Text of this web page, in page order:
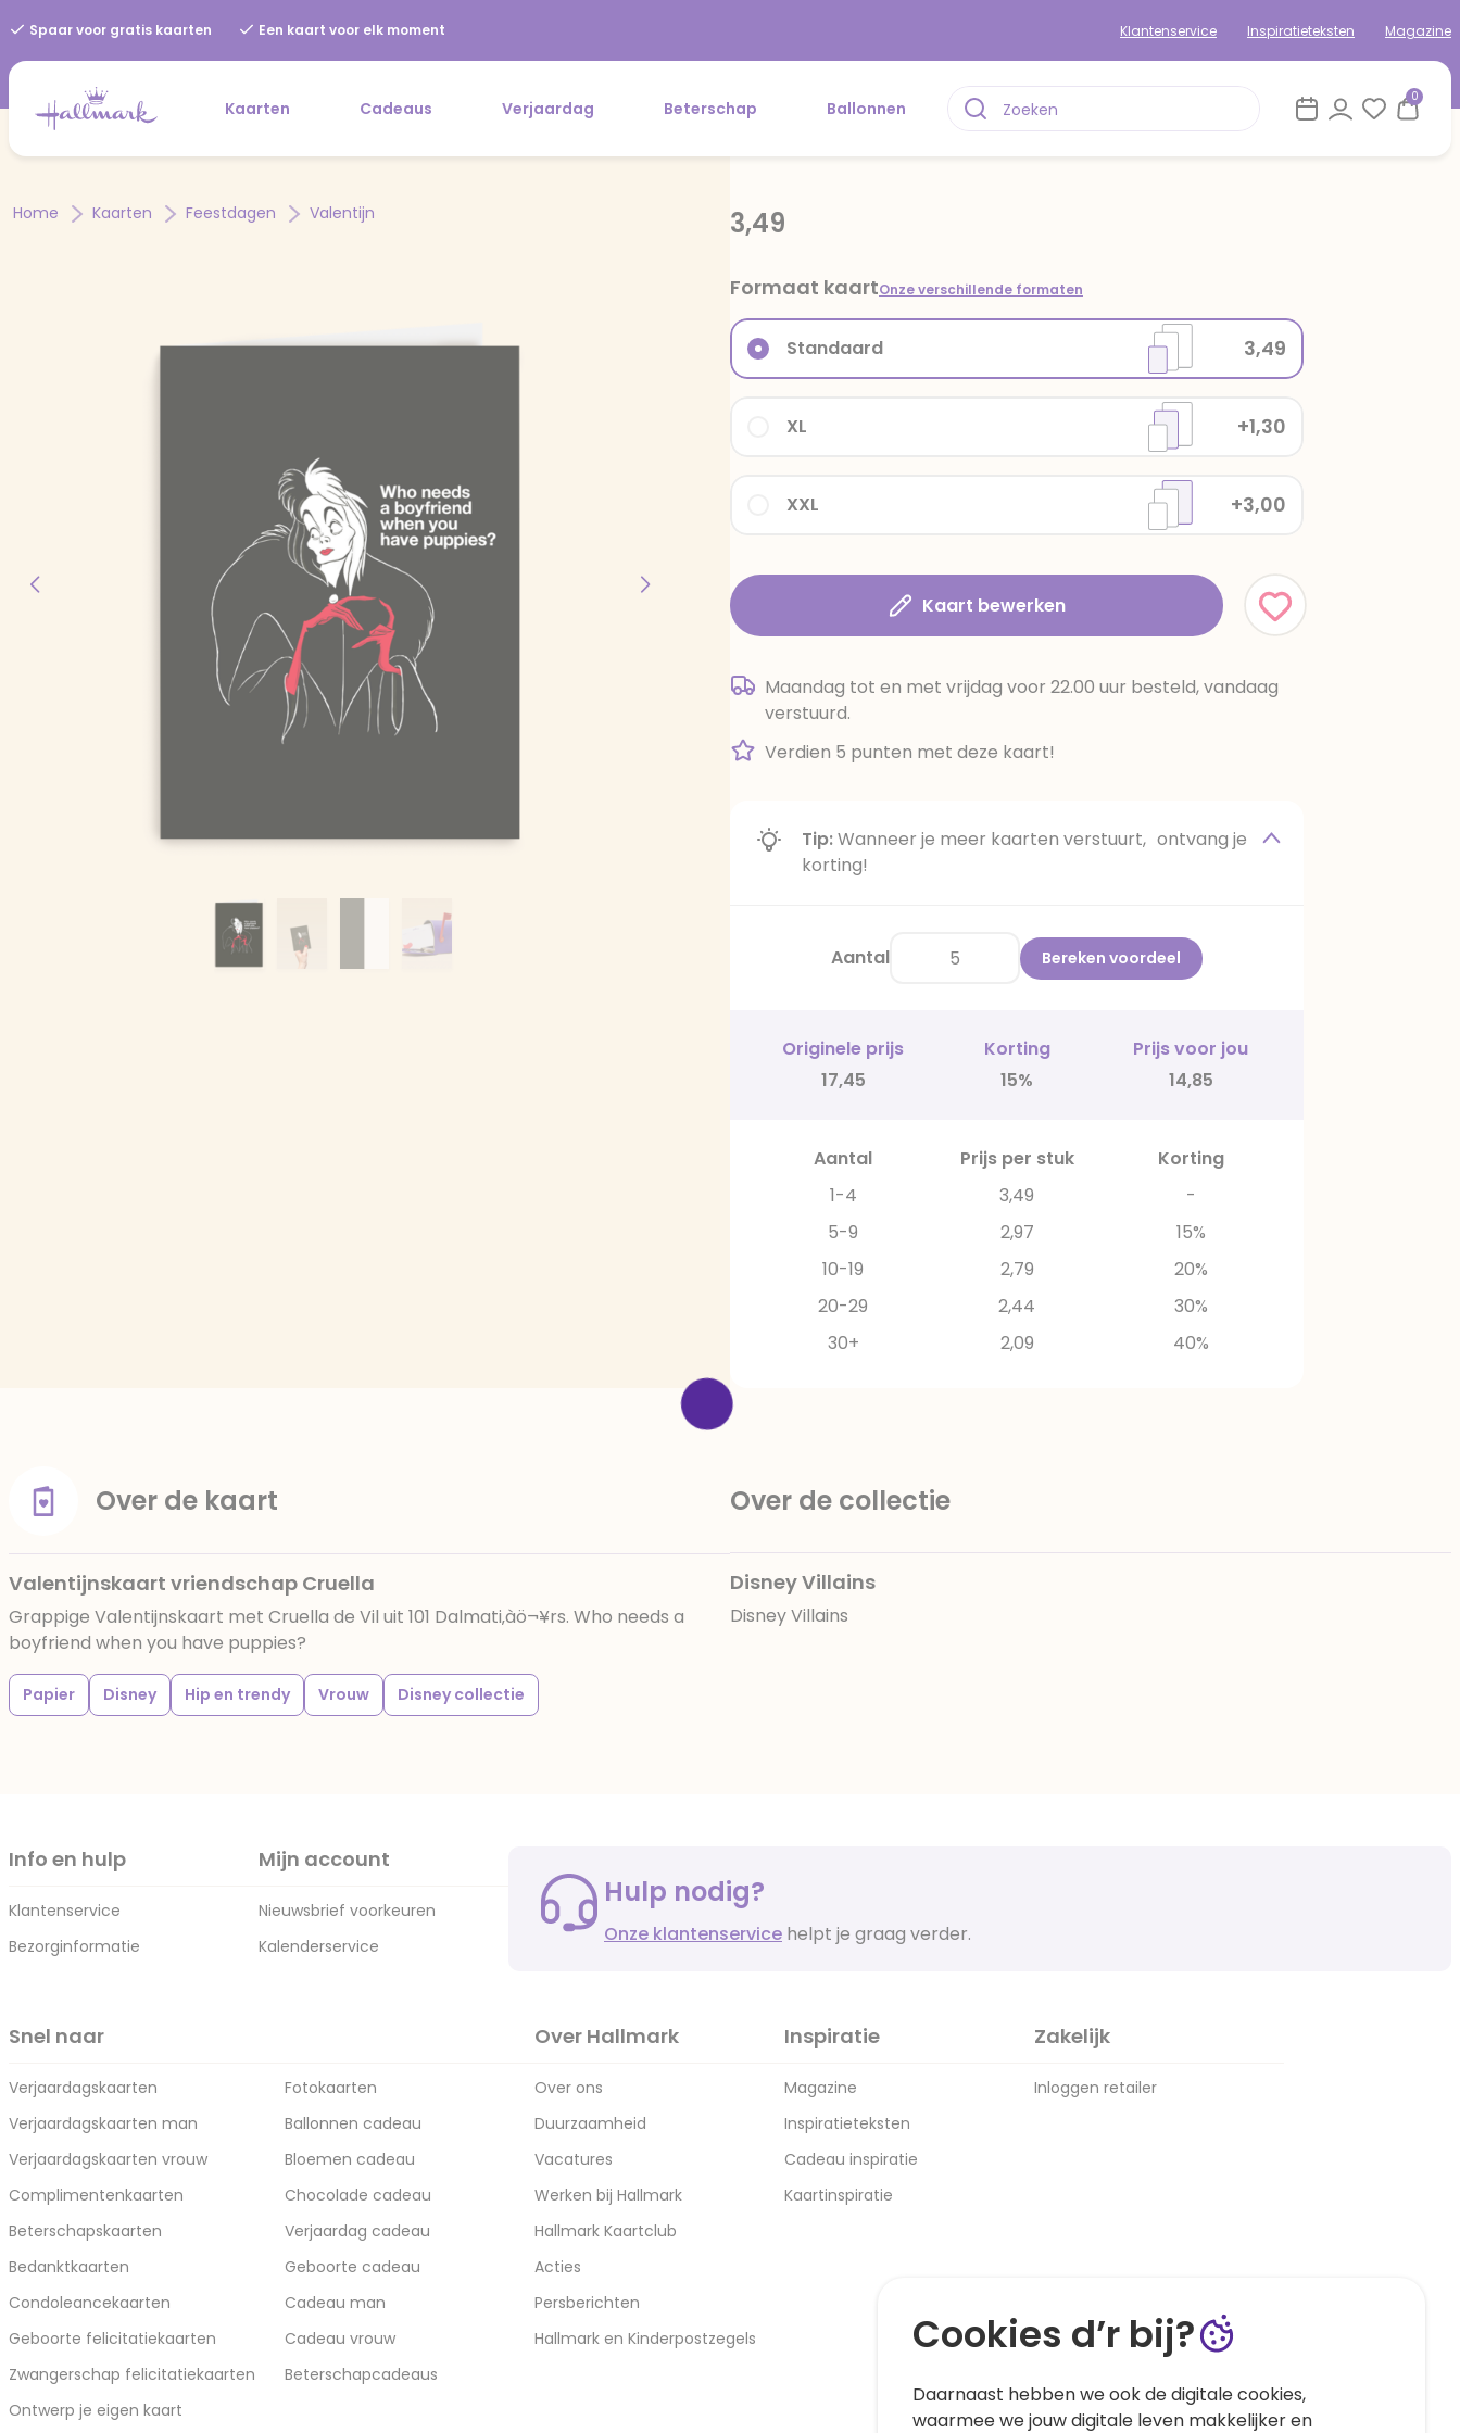
Spaar voor gratis kaarten Een kaart voor elk moment Klantenservice Inspiratieteksten Magazine
Kaarten Cadeaus Verjaardag Beterschap Ballonnen
0
Home Kaarten Feestdagen Valentijn 3,49
Formaat kaartOnze verschillende formaten
XXL +3,00
XL +1,30
Standaard 3,49
Kaart bewerken
Maandag tot en met vrijdag voor 22.00 uur besteld, vandaag
verstuurd.
Verdien 5 punten met deze kaart!
Tip:Wanneer je meer kaarten verstuurt, ontvang je
korting!
Aantal Bereken voordeel
Originele prijs Korting
Prijs voor jou
17,45
15% 14,85
Aantal Prijs per stuk
Korting
1-4
3,49
-
5-9
2,97
15%
10-19
2,79
20%
20-29
2,44
30%
30+
2,09 40%
Over de kaart
Valentijnskaart vriendschap Cruella
Grappige Valentijnskaart met Cruella de Vil uit 101 Dalmati‚àö¬¥rs. Who needs a
boyfriend when you have puppies?
Papier Disney Hip en trendy Vrouw Disney collectie
Over de collectie
Disney Villains
Disney Villains
Info en hulp
Klantenservice
Bezorginformatie
Mijn account
Nieuwsbrief voorkeuren
Kalenderservice
Hulp nodig?
Onze klantenservice helpt je graag verder.
Snel naar
Verjaardagskaarten
Verjaardagskaarten man
Verjaardagskaarten vrouw
Complimentenkaarten
Beterschapskaarten
Bedanktkaarten
Condoleancekaarten
Geboorte felicitatiekaarten
Zwangerschap felicitatiekaarten
Ontwerp je eigen kaart
Fotokaarten
Ballonnen cadeau
Bloemen cadeau
Chocolade cadeau
Verjaardag cadeau
Geboorte cadeau
Cadeau man
Cadeau vrouw
Beterschapcadeaus
Over Hallmark
Over ons
Duurzaamheid
Vacatures
Werken bij Hallmark
Hallmark Kaartclub
Acties
Persberichten
Hallmark en Kinderpostzegels
Inspiratie
Magazine
Inspiratieteksten
Cadeau inspiratie
Kaartinspiratie
Zakelijk
Inloggen retailer
Cookies d’r bij?
Daarnaast hebben we ook de digitale cookies,
waarmee we jouw digitale leven makkelijker en